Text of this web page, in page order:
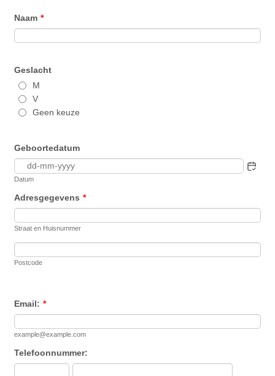
Naam *
Geslacht
M
V
Geen keuze
Geboortedatum
Datum
Adresgegevens *
Straat en Huisnummer
Postcode
Email: *
example@example.com
Telefoonnummer: